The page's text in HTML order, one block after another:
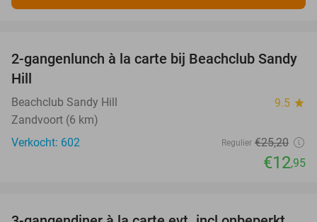
49%
2-gangenlunch à la carte bij Beachclub Sandy
Hill
Beachclub Sandy Hill 9.5 star
Zandvoort (6 km)
Verkocht: 602
Regulier €25,20
€12,95